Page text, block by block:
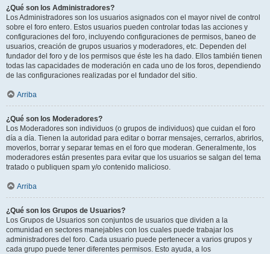
¿Qué son los Administradores?
Los Administradores son los usuarios asignados con el mayor nivel de control
sobre el foro entero. Estos usuarios pueden controlar todas las acciones y
configuraciones del foro, incluyendo configuraciones de permisos, baneo de
usuarios, creación de grupos usuarios y moderadores, etc. Dependen del
fundador del foro y de los permisos que éste les ha dado. Ellos también tienen
todas las capacidades de moderación en cada uno de los foros, dependiendo
de las configuraciones realizadas por el fundador del sitio.
Arriba
¿Qué son los Moderadores?
Los Moderadores son individuos (o grupos de individuos) que cuidan el foro
día a día. Tienen la autoridad para editar o borrar mensajes, cerrarlos, abrirlos,
moverlos, borrar y separar temas en el foro que moderan. Generalmente, los
moderadores están presentes para evitar que los usuarios se salgan del tema
tratado o publiquen spam y/o contenido malicioso.
Arriba
¿Qué son los Grupos de Usuarios?
Los Grupos de Usuarios son conjuntos de usuarios que dividen a la
comunidad en sectores manejables con los cuales puede trabajar los
administradores del foro. Cada usuario puede pertenecer a varios grupos y
cada grupo puede tener diferentes permisos. Esto ayuda, a los